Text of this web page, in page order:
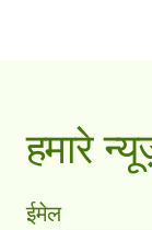
हमारे
ईमेल